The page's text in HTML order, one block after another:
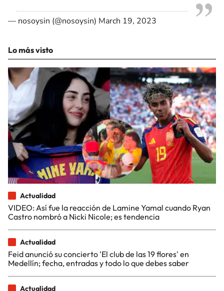
— nosoysin (@nosoysin) March 19, 2023
Lo más visto
Actualidad
VIDEO: Así fue la reacción de Lamine Yamal cuando Ryan
Castro nombró a Nicki Nicole; es tendencia
Actualidad
Feid anunció su concierto 'El club de las 19 flores' en
Medellín; fecha, entradas y todo lo que debes saber
Actualidad